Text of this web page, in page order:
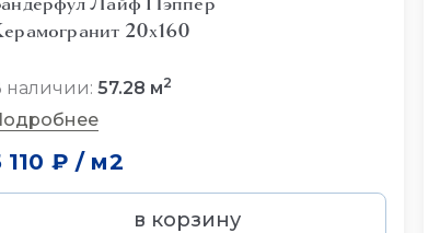
20x160
наличии: 57.28 м2
110 ₽ / м2
в корзину